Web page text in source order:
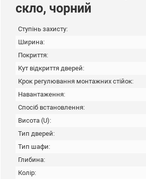
скло, чорний
Ступінь захисту:
Ширина:
Покриття:
Кут відкриття дверей:
Крок регулювання монтажних стійок:
Навантаження:
Спосіб встановлення:
Висота (U):
Тип дверей:
Тип шафи:
Глибина:
Колір: